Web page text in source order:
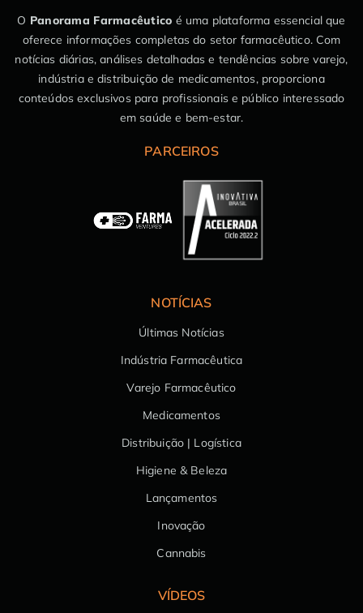
O Panorama Farmacêutico é uma plataforma essencial que
oferece informações completas do setor farmacêutico. Com
notícias diárias, análises detalhadas e tendências sobre varejo,
indústria e distribuição de medicamentos, proporciona
conteúdos exclusivos para profissionais e público interessado
em saúde e bem-estar.
PARCEIROS
NOTÍCIAS
Últimas Notícias
Indústria Farmacêutica
Varejo Farmacêutico
Medicamentos
Distribuição | Logística
Higiene & Beleza
Lançamentos
Inovação
Cannabis
VÍDEOS